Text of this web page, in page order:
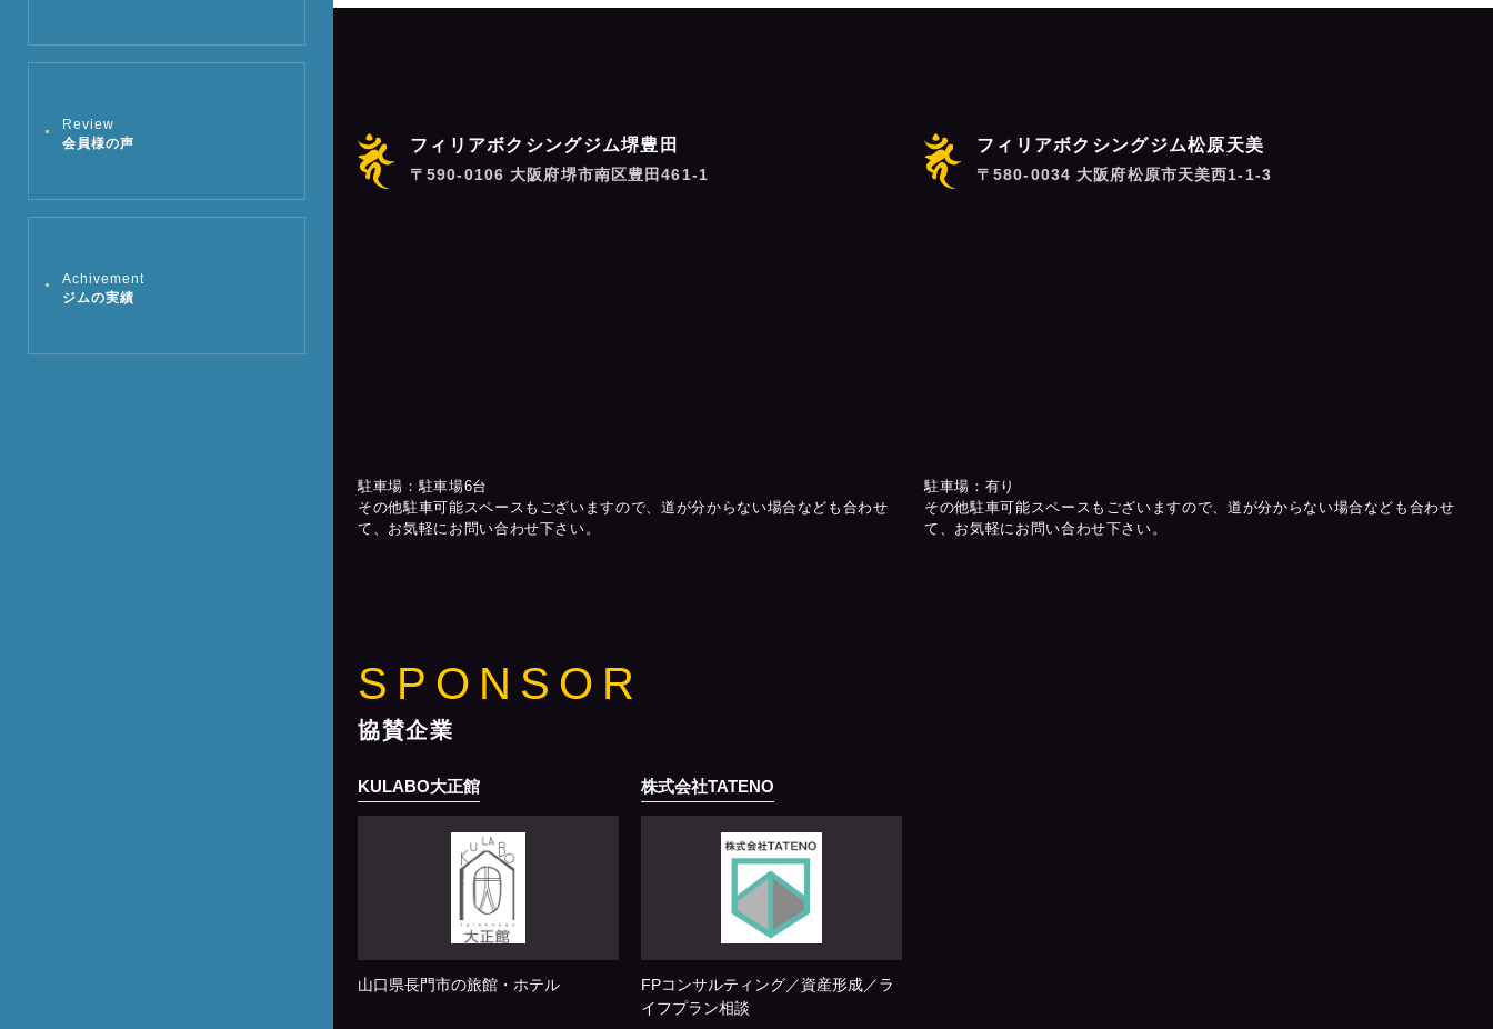
Review
会員様の声
Achivement
ジムの実績
ン
フィリアボクシングジム堺豊田
〒590-0106 大阪府堺市南区豊田461-1
駐車場：駐車場6台
その他駐車可能スペースもございますので、道が分からない場合なども合わせ
て、お気軽にお問い合わせ下さい。
フィリアボクシングジム松原天美
〒580-0034 大阪府松原市天美西1-1-3
駐車場：有り
その他駐車可能スペースもございますので、道が分からない場合なども合わせ
て、お気軽にお問い合わせ下さい。
SPONSOR
協賛企業
KULABO大正館
山口県長門市の旅館・ホテル
株式会社TATENO
FPコンサルティング／資産形成／ラ
イフプラン相談